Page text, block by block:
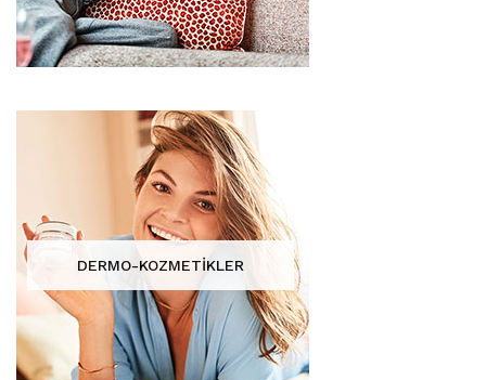
DERMO-KOZMETİKLER